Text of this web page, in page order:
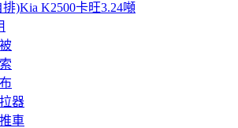
排)Kia K2500卡旺3.24噸
器
車